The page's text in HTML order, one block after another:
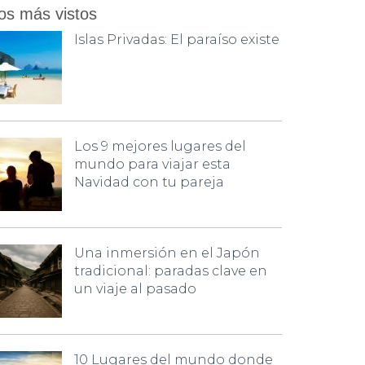
más vistos
Islas Privadas: El paraíso existe
Los 9 mejores lugares del
mundo para viajar esta
Navidad con tu pareja
Una inmersión en el Japón
tradicional: paradas clave en
un viaje al pasado
10 Lugares del mundo donde